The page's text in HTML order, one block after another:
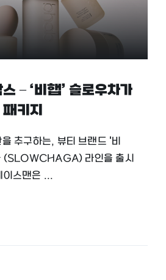
– ‘비햅’ 슬로우차가
패키지
추구하는, 뷰티 브랜드 '비
(SLOWCHAGA) 라인을 출시
이스맨은 ...